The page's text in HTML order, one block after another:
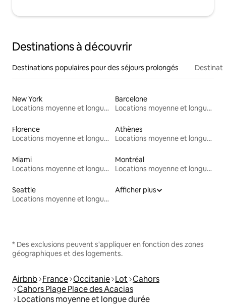
Destinations à découvrir
Destinations populaires pour des séjours prolongés
New York
Locations moyenne et longue durée
Barcelone
Locations moyenne et longue durée
Florence
Locations moyenne et longue durée
Athènes
Locations moyenne et longue durée
Miami
Locations moyenne et longue durée
Montréal
Locations moyenne et longue durée
Seattle
Locations moyenne et longue durée
Afficher plus
* Des exclusions peuvent s'appliquer en fonction des zones
géographiques et des logements.
Airbnb France Occitanie Lot Cahors
Cahors Plage Place des Acacias
Locations moyenne et longue durée